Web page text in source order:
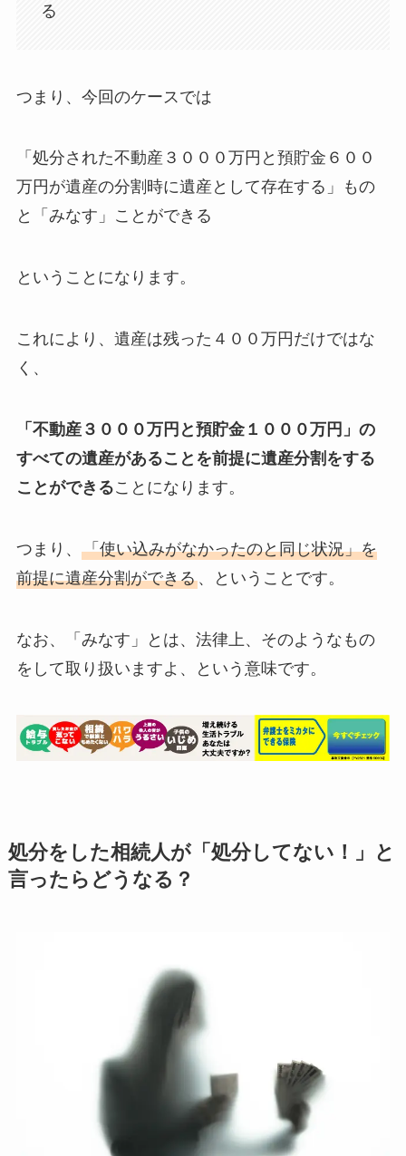
る
つまり、今回のケースでは
「処分された不動産３０００万円と預貯金６００
万円が遺産の分割時に遺産として存在する」もの
と「みなす」ことができる
ということになります。
これにより、遺産は残った４００万円だけではな
く、
「不動産３０００万円と預貯金１０００万円」の
すべての遺産があることを前提に遺産分割をする
ことができることになります。
つまり、 「使い込みがなかったのと同じ状況」を
前提に遺産分割ができる、ということです。
なお、「みなす」とは、法律上、そのようなもの
をして取り扱いますよ、という意味です。
処分をした相続人が「処分してない！」と
言ったらどうなる？